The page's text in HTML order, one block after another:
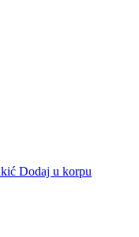
Dodaj u korpu